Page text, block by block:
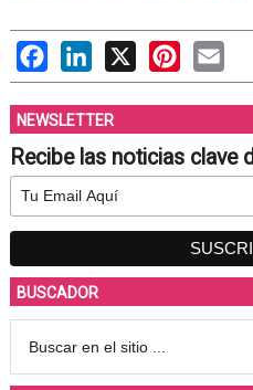
FacebookLinkedIn
X Pinterest
NEWSLETTER
Recibe las noticias clave
BUSCADOR